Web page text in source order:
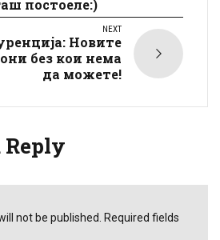
постоеле:)
NEXT
Новите
без кои нема
да можете!
Reply
not be published. Required fields